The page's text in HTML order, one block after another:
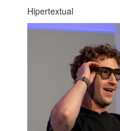
Hipertextual